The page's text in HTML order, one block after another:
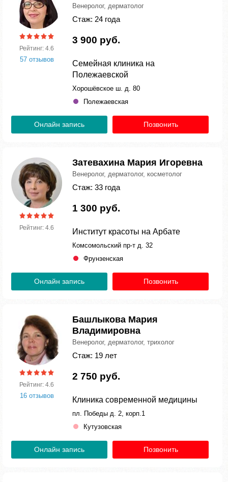
Рейтинг: 4.6
57 отзывов
Венеролог, дерматолог
Стаж: 24 года
3 900 руб.
Семейная клиника на
Полежаевской
Хорошёвское ш. д. 80
Полежаевская
Онлайн запись Позвонить
Рейтинг: 4.6
Затевахина Мария Игоревна
Венеролог, дерматолог, косметолог
Стаж: 33 года
1 300 руб.
Институт красоты на Арбате
Комсомольский пр-т д. 32
Фрунзенская
Онлайн запись Позвонить
Рейтинг: 4.6
16 отзывов
Башлыкова Мария
Владимировна
Венеролог, дерматолог, трихолог
Стаж: 19 лет
2 750 руб.
Клиника современной медицины
пл. Победы д. 2, корп.1
Кутузовская
Онлайн запись Позвонить